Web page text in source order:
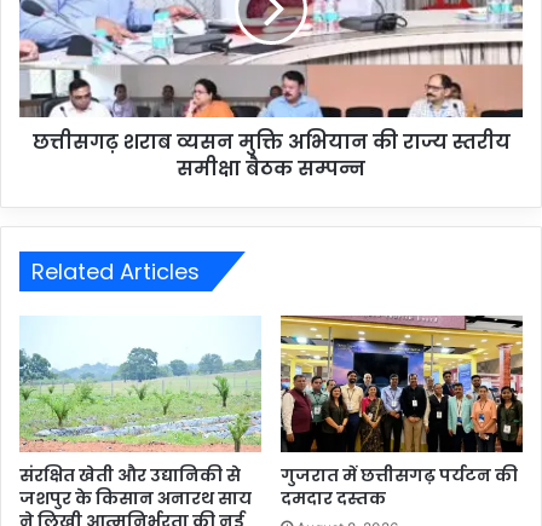
छत्तीसगढ़ शराब व्यसन मुक्ति अभियान की राज्य स्तरीय
समीक्षा बैठक सम्पन्न
Related Articles
संरक्षित खेती और उद्यानिकी से
जशपुर के किसान अनारथ साय
गुजरात में छत्तीसगढ़ पर्यटन की
दमदार दस्तक